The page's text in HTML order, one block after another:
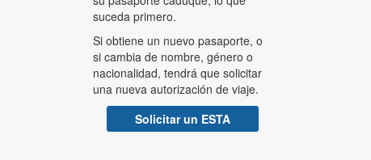
suceda primero.
Si obtiene un nuevo pasaporte, o
si cambia de nombre, género o
nacionalidad, tendrá que solicitar
una nueva autorización de viaje.
Solicitar un ESTA